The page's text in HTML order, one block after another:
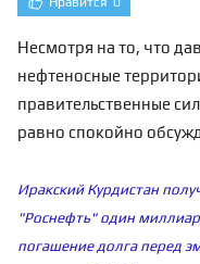
Несмотря на то, что
нефтеносные
правительственные
равно спокойно
Иракский Курдистан
"Роснефть" один
погашение долга перед